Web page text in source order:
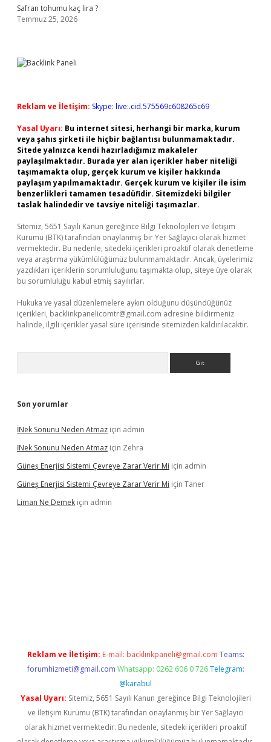
Safran tohumu kaç lira ?
Temmuz 25, 2026
Reklam ve İletişim: Skype: live:.cid.575569c608265c69
Yasal Uyarı: Bu internet sitesi, herhangi bir marka, kurum
veya şahıs şirketi ile hiçbir bağlantısı bulunmamaktadır.
Sitede yalnızca kendi hazırladığımız makaleler
paylaşılmaktadır. Burada yer alan içerikler haber niteliği
taşımamakta olup, gerçek kurum ve kişiler hakkında
paylaşım yapılmamaktadır. Gerçek kurum ve kişiler ile isim
benzerlikleri tamamen tesadüfidir. Sitemizdeki bilgiler
taslak halindedir ve tavsiye niteliği taşımazlar.
Sitemiz, 5651 Sayılı Kanun gereğince Bilgi Teknolojileri ve İletişim
Kurumu (BTK) tarafından onaylanmış bir Yer Sağlayıcı olarak hizmet
vermektedir. Bu nedenle, sitedeki içerikleri proaktif olarak denetleme
veya araştırma yükümlülüğümüz bulunmamaktadır. Ancak, üyelerimiz
yazdıkları içeriklerin sorumluluğunu taşımakta olup, siteye üye olarak
bu sorumluluğu kabul etmiş sayılırlar.
Hukuka ve yasal düzenlemelere aykırı olduğunu düşündüğünüz
içerikleri, backlinkpanelicomtr@gmail.com adresine bildirmeniz
halinde, ilgili içerikler yasal süre içerisinde sitemizden kaldırılacaktır.
Son yorumlar
İNek Sonunu Neden Atmaz için admin
İNek Sonunu Neden Atmaz için Zehra
Güneş Enerjisi Sistemi Çevreye Zarar Verir Mi için admin
Güneş Enerjisi Sistemi Çevreye Zarar Verir Mi için Taner
Liman Ne Demek için admin
Reklam ve İletişim: E-mail: backlinkpaneli@gmail.com Teams:
forumhizmeti@gmail.com Whatsapp: 0262 606 0 726 Telegram:
@karabul
Yasal Uyarı: Sitemiz, 5651 Sayılı Kanun gereğince Bilgi Teknolojileri
ve İletişim Kurumu (BTK) tarafından onaylanmış bir Yer Sağlayıcı
olarak hizmet vermektedir. Bu nedenle, sitedeki içerikleri proaktif